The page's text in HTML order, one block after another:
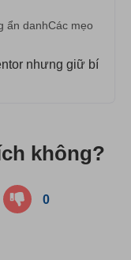
ẩn danhCác mẹo
nhưng giữ bí
không?
0